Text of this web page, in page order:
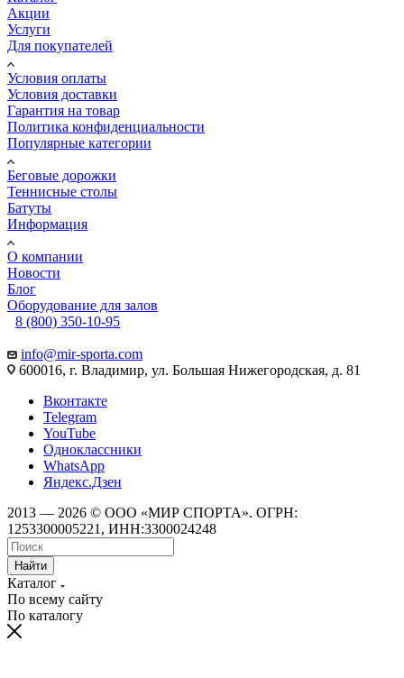
Акции
Услуги
Для покупателей
Условия оплаты
Условия доставки
Гарантия на товар
Политика конфиденциальности
Популярные категории
Беговые дорожки
Теннисные столы
Батуты
Информация
О компании
Новости
Блог
Оборудование для залов
8 (800) 350-10-95
info@mir-sporta.com
600016, г. Владимир, ул. Большая Нижегородская, д. 81
Вконтакте
Telegram
YouTube
Одноклассники
WhatsApp
Яндекс.Дзен
2013 — 2026 © ООО «МИР СПОРТА». ОГРН:
1253300005221, ИНН:3300024248
Найти
Каталог
По всему сайту
По каталогу